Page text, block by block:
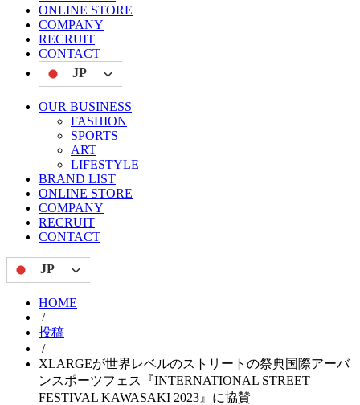
ONLINE STORE
COMPANY
RECRUIT
CONTACT
JP
OUR BUSINESS
FASHION
SPORTS
ART
LIFESTYLE
BRAND LIST
ONLINE STORE
COMPANY
RECRUIT
CONTACT
JP
HOME
/
投稿
/
XLARGEが世界レベルのストリートの祭典国際アーバ
ンスポーツフェス『INTERNATIONAL STREET
FESTIVAL KAWASAKI 2023』に協賛